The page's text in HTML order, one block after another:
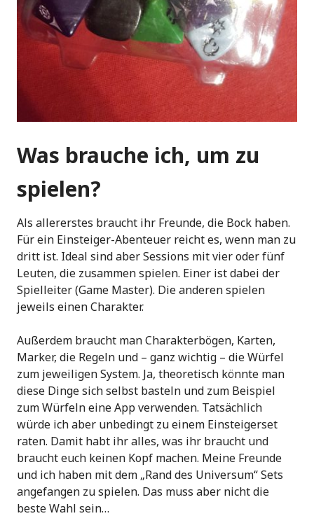
Was brauche ich, um zu
spielen?
Als allererstes braucht ihr Freunde, die Bock haben.
Für ein Einsteiger-Abenteuer reicht es, wenn man zu
dritt ist. Ideal sind aber Sessions mit vier oder fünf
Leuten, die zusammen spielen. Einer ist dabei der
Spielleiter (Game Master). Die anderen spielen
jeweils einen Charakter.
Außerdem braucht man Charakterbögen, Karten,
Marker, die Regeln und – ganz wichtig – die Würfel
zum jeweiligen System. Ja, theoretisch könnte man
diese Dinge sich selbst basteln und zum Beispiel
zum Würfeln eine App verwenden. Tatsächlich
würde ich aber unbedingt zu einem Einsteigerset
raten. Damit habt ihr alles, was ihr braucht und
braucht euch keinen Kopf machen. Meine Freunde
und ich haben mit dem „Rand des Universum“ Sets
angefangen zu spielen. Das muss aber nicht die
beste Wahl sein…